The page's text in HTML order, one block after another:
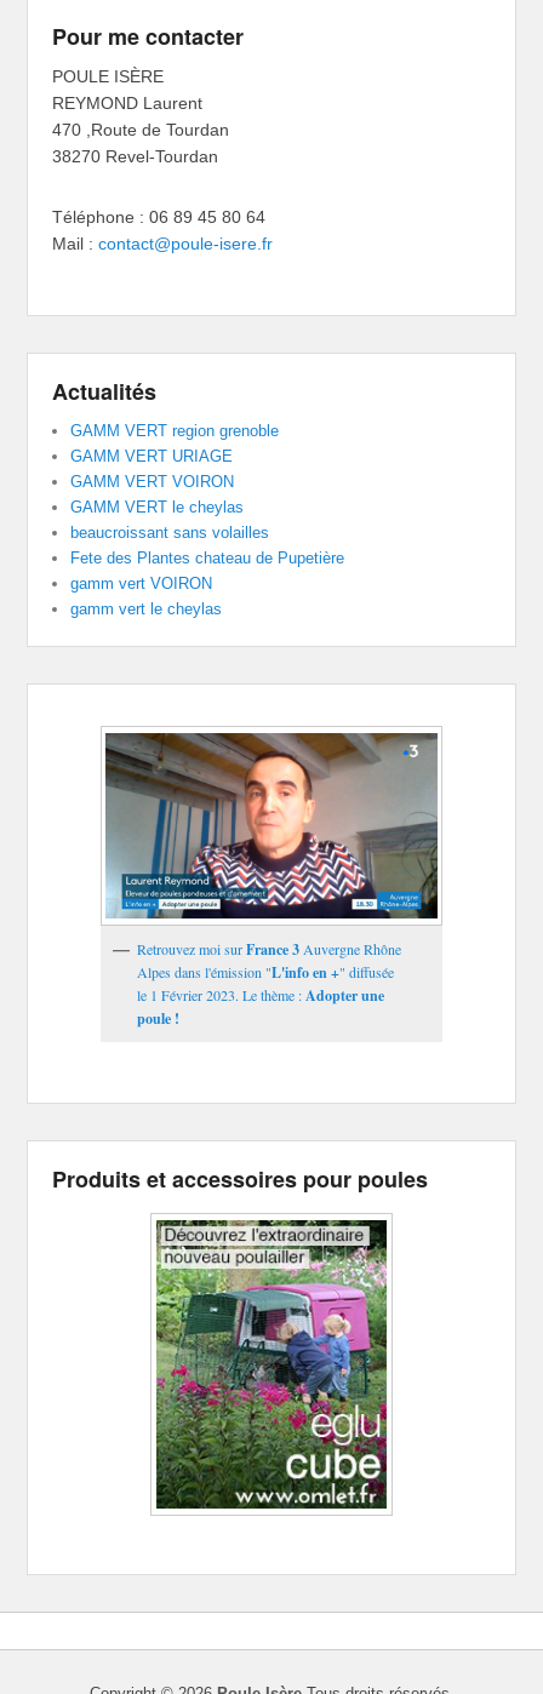
Pour me contacter
POULE ISÈRE
REYMOND Laurent
470 ,Route de Tourdan
38270 Revel-Tourdan
Téléphone : 06 89 45 80 64
Mail :contact@poule-isere.fr
Actualités
GAMM VERT region grenoble
GAMM VERT URIAGE
GAMM VERT VOIRON
GAMM VERT le cheylas
beaucroissant sans volailles
Fete des Plantes chateau de Pupetière
gamm vert VOIRON
gamm vert le cheylas
Retrouvez moi surFrance 3 Auvergne Rhône
Alpes dans l'émission "L'info en +" diffusée
le 1 Février 2023. Le thème : Adopter une
poule !
Produits et accessoires pour poules